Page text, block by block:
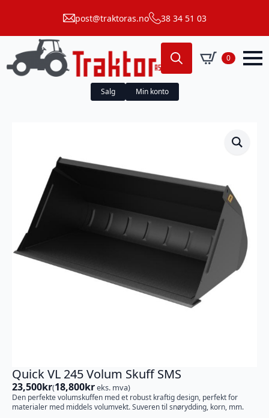
post@traktoras.no 38 34 51 03
Search
for:
0
Salg Min konto
Quick VL 245 Volum Skuff SMS
23,500kr(18,800kreks. mva)
Den perfekte volumskuffen med et robust kraftig design, perfekt for
materialer med middels volumvekt. Suveren til snørydding, korn, mm.